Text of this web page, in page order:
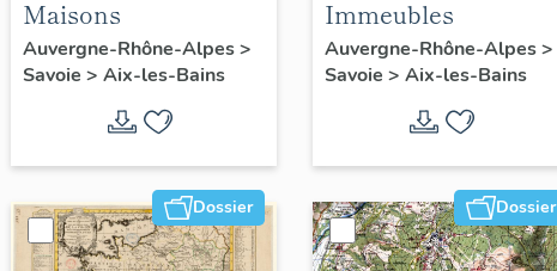
Maisons
Auvergne-Rhône-Alpes>
Savoie > Aix-les-Bains
Immeubles
Auvergne-Rhône-Alpes>
Savoie > Aix-les-Bains
Dossier Dossier